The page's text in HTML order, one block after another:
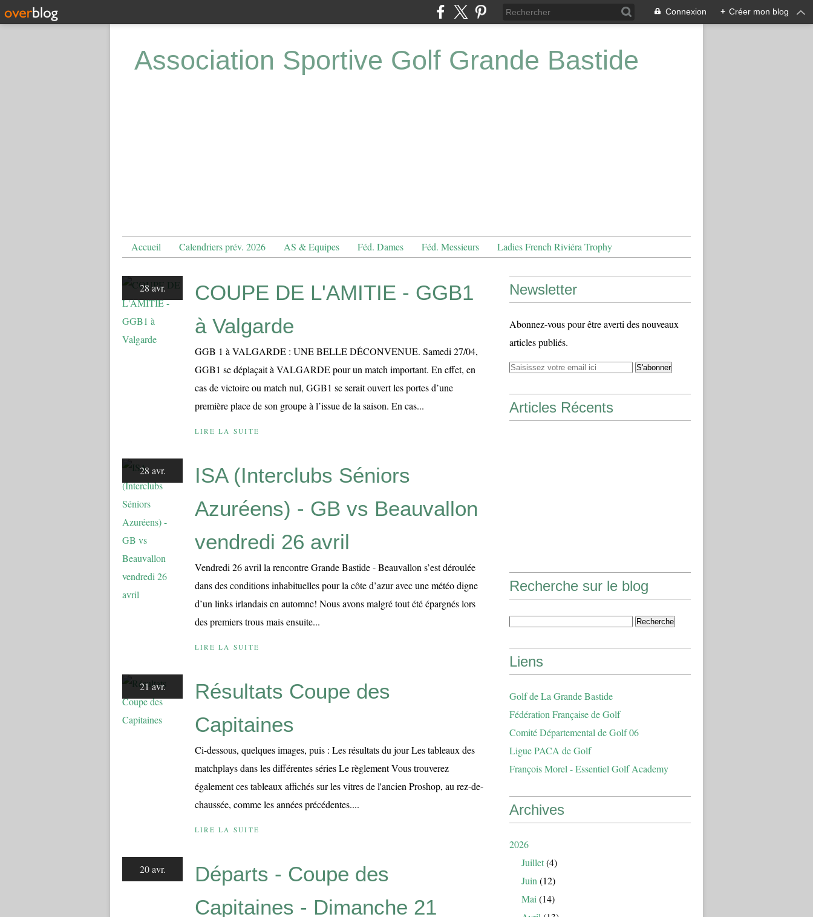
Connexion + Créer mon blog
Association Sportive Golf Grande Bastide
Accueil Calendriers prév. 2026 AS & Equipes Féd. Dames Féd. Messieurs Ladies French Riviéra Trophy
28 avr.
COUPE DE L'AMITIE - GGB1
à Valgarde
GGB 1 à VALGARDE : UNE BELLE DÉCONVENUE. Samedi 27/04,
GGB1 se déplaçait à VALGARDE pour un match important. En effet, en
cas de victoire ou match nul, GGB1 se serait ouvert les portes d’une
première place de son groupe à l’issue de la saison. En cas...
LIRE LA SUITE
28 avr.
ISA (Interclubs Séniors
Azuréens) - GB vs Beauvallon
vendredi 26 avril
Vendredi 26 avril la rencontre Grande Bastide - Beauvallon s’est déroulée
dans des conditions inhabituelles pour la côte d’azur avec une météo digne
d’un links irlandais en automne! Nous avons malgré tout été épargnés lors
des premiers trous mais ensuite...
LIRE LA SUITE
21 avr.
Résultats Coupe des
Capitaines
Ci-dessous, quelques images, puis : Les résultats du jour Les tableaux des
matchplays dans les différentes séries Le règlement Vous trouverez
également ces tableaux affichés sur les vitres de l'ancien Proshop, au rez-de-
chaussée, comme les années précédentes....
LIRE LA SUITE
20 avr.
Départs - Coupe des
Capitaines - Dimanche 21
Newsletter
Abonnez-vous pour être averti des nouveaux
articles publiés.
Articles Récents
Recherche sur le blog
Liens
Golf de La Grande Bastide
Fédération Française de Golf
Comité Départemental de Golf 06
Ligue PACA de Golf
François Morel - Essentiel Golf Academy
Archives
2026
Juillet(4)
Juin (12)
Mai (14)